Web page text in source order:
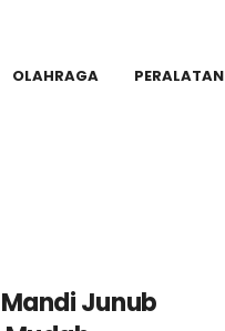
OLAHRAGA PERALATAN
Junub